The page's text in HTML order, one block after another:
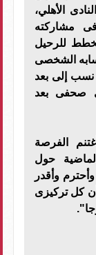
الأهلي،
مشاركته
للرحيل
الشخصى
نسب إلى بعد
صحفى بعد
الفرصة
حول
وأقدر
أن كل تركيزى